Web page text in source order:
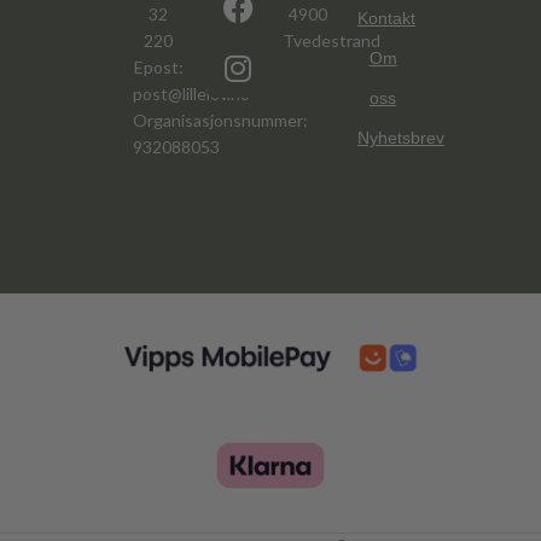
32
220
Epost:
post@lillelov.no
Organisasjonsnummer:
932088053
4900
Tvedestrand
Kontakt
Om
oss
Nyhetsbrev